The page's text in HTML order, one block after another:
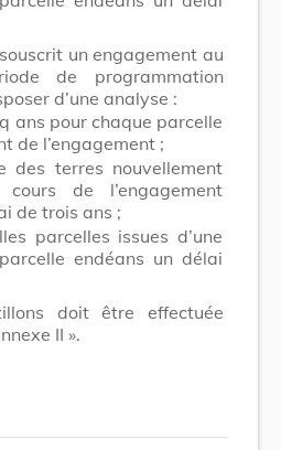
un engagement au
de programmation
d’une analyse :
ans pour chaque parcelle
de l’engagement ;
des terres nouvellement
de l’engagement
de trois ans ;
parcelles issues d’une
endéans un délai
doit être effectuée
II ».